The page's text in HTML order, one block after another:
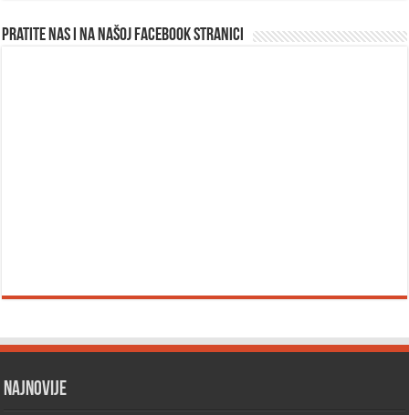
Pratite nas i na našoj facebook stranici
Najnovije